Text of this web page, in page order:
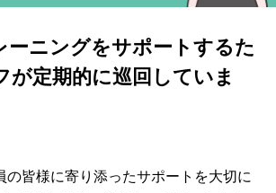
ーニングをサポートするた
が定期的に巡回していま
の皆様に寄り添ったサポートを大切に